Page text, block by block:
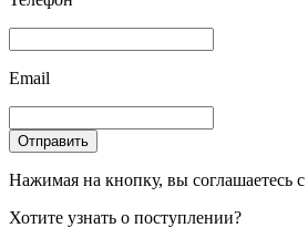
Email
Отправить
Нажимая на кнопку, вы соглашаетесь с
Хотите узнать о поступлении?